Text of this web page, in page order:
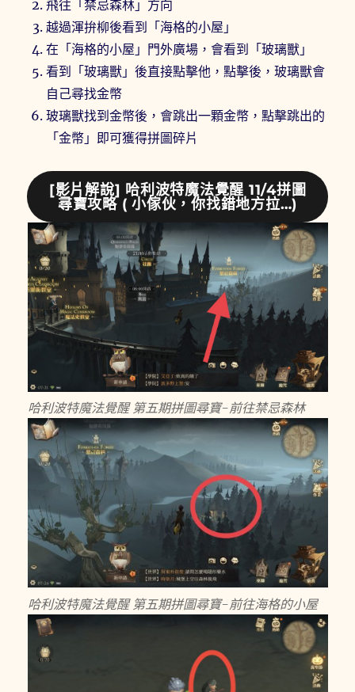
飛往「禁忌森林」方向
越過渾拚柳後看到「海格的小屋」
在「海格的小屋」門外廣場，會看到「玻璃獸」
看到「玻璃獸」後直接點擊他，點擊後，玻璃獸會
自己尋找金幣
玻璃獸找到金幣後，會跳出一顆金幣，點擊跳出的
「金幣」即可獲得拼圖碎片
[影片解說] 哈利波特魔法覺醒 11/4拼圖
尋寶攻略 ( 小傢伙，你找錯地方拉…)
哈利波特魔法覺醒 第五期拼圖尋寶-前往禁忌森林
哈利波特魔法覺醒 第五期拼圖尋寶-前往海格的小屋